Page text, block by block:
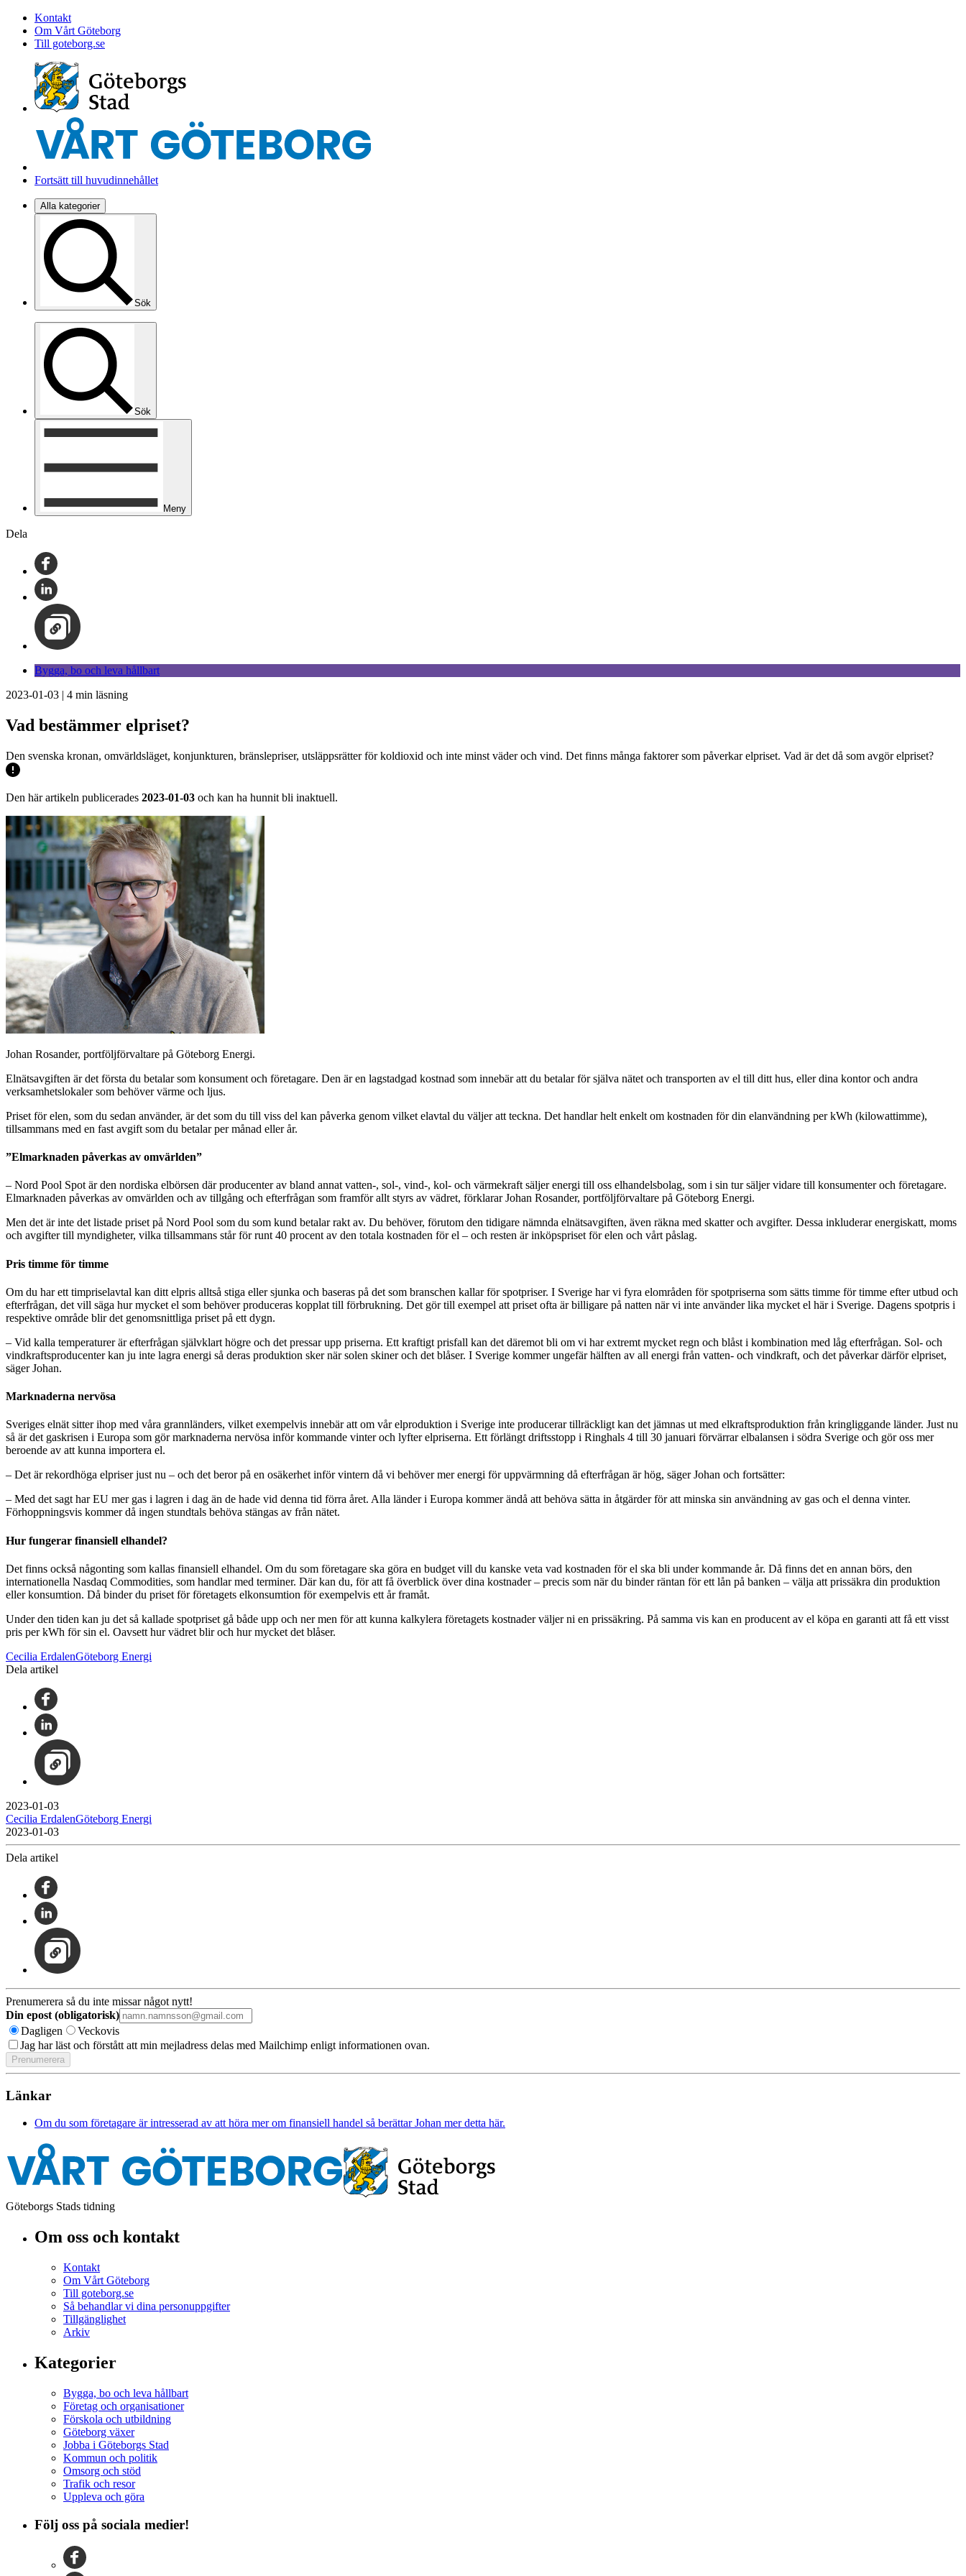
Kontakt
Om Vårt Göteborg
Till goteborg.se
Fortsätt till huvudinnehållet
Alla kategorier
Sök
Sök
Meny
Dela
Bygga, bo och leva hållbart
2023-01-03 | 4 min läsning
Vad bestämmer elpriset?
Den svenska kronan, omvärldsläget, konjunkturen, bränslepriser, utsläppsrätter för koldioxid och inte minst väder och vind. Det finns många faktorer som påverkar elpriset. Vad är det då som avgör elpriset?
Den här artikeln publicerades 2023-01-03 och kan ha hunnit bli inaktuell.
Johan Rosander, portföljförvaltare på Göteborg Energi.
Elnätsavgiften är det första du betalar som konsument och företagare. Den är en lagstadgad kostnad som innebär att du betalar för själva nätet och transporten av el till ditt hus, eller dina kontor och andra
verksamhetslokaler som behöver värme och ljus.
Priset för elen, som du sedan använder, är det som du till viss del kan påverka genom vilket elavtal du väljer att teckna. Det handlar helt enkelt om kostnaden för din elanvändning per kWh (kilowattimme),
tillsammans med en fast avgift som du betalar per månad eller år.
”Elmarknaden påverkas av omvärlden”
– Nord Pool Spot är den nordiska elbörsen där producenter av bland annat vatten-, sol-, vind-, kol- och värmekraft säljer energi till oss elhandelsbolag, som i sin tur säljer vidare till konsumenter och företagare.
Elmarknaden påverkas av omvärlden och av tillgång och efterfrågan som framför allt styrs av vädret, förklarar Johan Rosander, portföljförvaltare på Göteborg Energi.
Men det är inte det listade priset på Nord Pool som du som kund betalar rakt av. Du behöver, förutom den tidigare nämnda elnätsavgiften, även räkna med skatter och avgifter. Dessa inkluderar energiskatt, moms
och avgifter till myndigheter, vilka tillsammans står för runt 40 procent av den totala kostnaden för el – och resten är inköpspriset för elen och vårt påslag.
Pris timme för timme
Om du har ett timpriselavtal kan ditt elpris alltså stiga eller sjunka och baseras på det som branschen kallar för spotpriser. I Sverige har vi fyra elområden för spotpriserna som sätts timme för timme efter utbud och
efterfrågan, det vill säga hur mycket el som behöver produceras kopplat till förbrukning. Det gör till exempel att priset ofta är billigare på natten när vi inte använder lika mycket el här i Sverige. Dagens spotpris i
respektive område blir det genomsnittliga priset på ett dygn.
– Vid kalla temperaturer är efterfrågan självklart högre och det pressar upp priserna. Ett kraftigt prisfall kan det däremot bli om vi har extremt mycket regn och blåst i kombination med låg efterfrågan. Sol- och
vindkraftsproducenter kan ju inte lagra energi så deras produktion sker när solen skiner och det blåser. I Sverige kommer ungefär hälften av all energi från vatten- och vindkraft, och det påverkar därför elpriset,
säger Johan.
Marknaderna nervösa
Sveriges elnät sitter ihop med våra grannländers, vilket exempelvis innebär att om vår elproduktion i Sverige inte producerar tillräckligt kan det jämnas ut med elkraftsproduktion från kringliggande länder. Just nu
så är det gaskrisen i Europa som gör marknaderna nervösa inför kommande vinter och lyfter elpriserna. Ett förlängt driftsstopp i Ringhals 4 till 30 januari förvärrar elbalansen i södra Sverige och gör oss mer
beroende av att kunna importera el.
– Det är rekordhöga elpriser just nu – och det beror på en osäkerhet inför vintern då vi behöver mer energi för uppvärmning då efterfrågan är hög, säger Johan och fortsätter:
– Med det sagt har EU mer gas i lagren i dag än de hade vid denna tid förra året. Alla länder i Europa kommer ändå att behöva sätta in åtgärder för att minska sin användning av gas och el denna vinter.
Förhoppningsvis kommer då ingen stundtals behöva stängas av från nätet.
Hur fungerar finansiell elhandel?
Det finns också någonting som kallas finansiell elhandel. Om du som företagare ska göra en budget vill du kanske veta vad kostnaden för el ska bli under kommande år. Då finns det en annan börs, den
internationella Nasdaq Commodities, som handlar med terminer. Där kan du, för att få överblick över dina kostnader – precis som när du binder räntan för ett lån på banken – välja att prissäkra din produktion
eller konsumtion. Då binder du priset för företagets elkonsumtion för exempelvis ett år framåt.
Under den tiden kan ju det så kallade spotpriset gå både upp och ner men för att kunna kalkylera företagets kostnader väljer ni en prissäkring. På samma vis kan en producent av el köpa en garanti att få ett visst
pris per kWh för sin el. Oavsett hur vädret blir och hur mycket det blåser.
Cecilia ErdalenGöteborg Energi
Dela artikel
2023-01-03
Cecilia ErdalenGöteborg Energi
2023-01-03
Dela artikel
Prenumerera så du inte missar något nytt!
Din epost (obligatorisk)
Dagligen
Veckovis
Jag har läst och förstått att min mejladress delas med Mailchimp enligt informationen ovan.
Länkar
Om du som företagare är intresserad av att höra mer om finansiell handel så berättar Johan mer detta här.
Göteborgs Stads tidning
Om oss och kontakt
Kontakt
Om Vårt Göteborg
Till goteborg.se
Så behandlar vi dina personuppgifter
Tillgänglighet
Arkiv
Kategorier
Bygga, bo och leva hållbart
Företag och organisationer
Förskola och utbildning
Göteborg växer
Jobba i Göteborgs Stad
Kommun och politik
Omsorg och stöd
Trafik och resor
Uppleva och göra
Följ oss på sociala medier!